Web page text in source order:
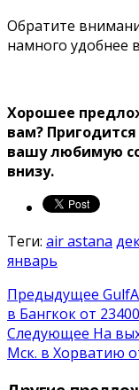
Обратите
намного удобнее
Хорошее
вам?
вашу любимую
внизу.
Теги: air astana
январь
Предыдущее
в Бангкок от
Следующее На
Мск. в Хорватию